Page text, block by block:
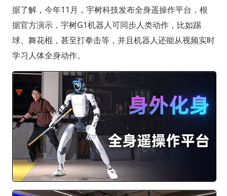
据了解，今年11月，宇树科技发布全身遥操作平台，根
据官方演示，宇树G1机器人可同步人类动作，比如踢
球、舞花棍，甚至打拳击等，并且机器人还能从视频实时
学习人体全身动作。